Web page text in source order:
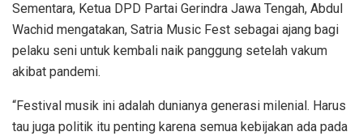
Sementara, Ketua DPD Partai Gerindra Jawa Tengah, Abdul
Wachid mengatakan, Satria Music Fest sebagai ajang bagi
pelaku seni untuk kembali naik panggung setelah vakum
akibat pandemi.
“Festival musik ini adalah dunianya generasi milenial. Harus
tau juga politik itu penting karena semua kebijakan ada pada